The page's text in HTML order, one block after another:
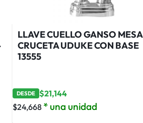
LLAVE CUELLO GANSO MESA
CRUCETA UDUKE CON BASE
13555
DESDE $21,144
$24,668 * una unidad